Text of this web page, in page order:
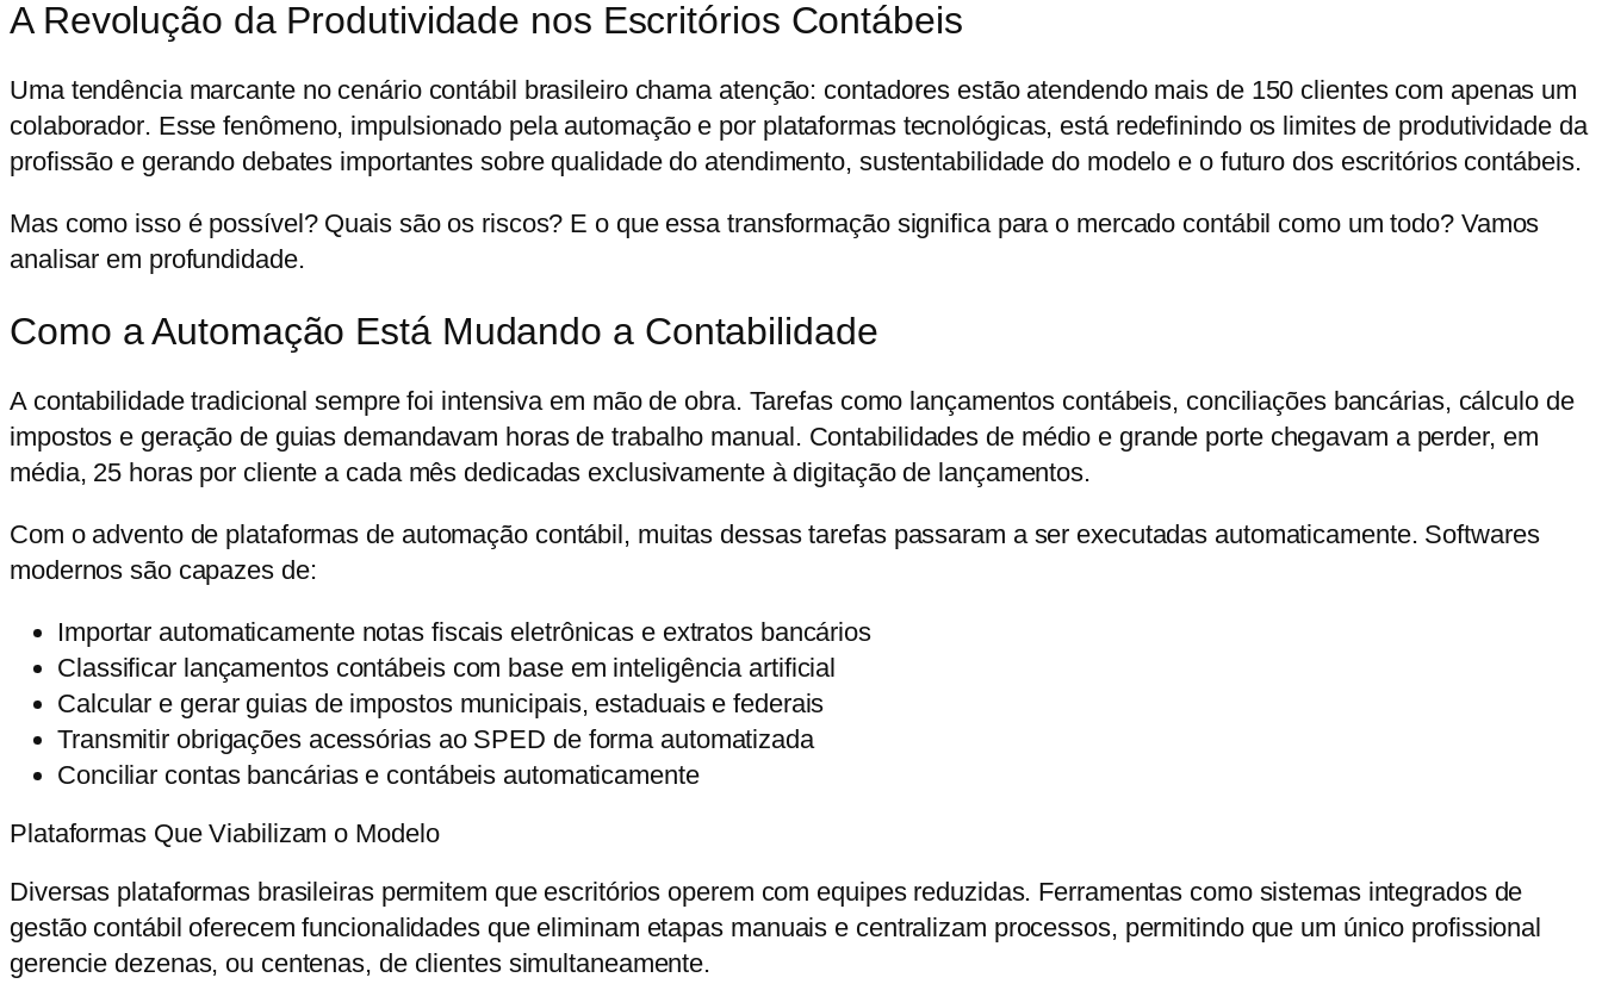
A Revolução da Produtividade nos Escritórios Contábeis
Uma tendência marcante no cenário contábil brasileiro chama atenção: contadores estão atendendo mais de 150 clientes com apenas um
colaborador. Esse fenômeno, impulsionado pela automação e por plataformas tecnológicas, está redefinindo os limites de produtividade da
profissão e gerando debates importantes sobre qualidade do atendimento, sustentabilidade do modelo e o futuro dos escritórios contábeis.
Mas como isso é possível? Quais são os riscos? E o que essa transformação significa para o mercado contábil como um todo? Vamos
analisar em profundidade.
Como a Automação Está Mudando a Contabilidade
A contabilidade tradicional sempre foi intensiva em mão de obra. Tarefas como lançamentos contábeis, conciliações bancárias, cálculo de
impostos e geração de guias demandavam horas de trabalho manual. Contabilidades de médio e grande porte chegavam a perder, em
média, 25 horas por cliente a cada mês dedicadas exclusivamente à digitação de lançamentos.
Com o advento de plataformas de automação contábil, muitas dessas tarefas passaram a ser executadas automaticamente. Softwares
modernos são capazes de:
Importar automaticamentenotas fiscais eletrônicas e extratos bancários
Classificar lançamentoscontábeis com base em inteligência artificial
Calcular e gerar guiasde impostos municipais, estaduais e federais
Transmitir obrigações acessóriasao SPED de forma automatizada
Conciliar contasbancárias e contábeis automaticamente
Plataformas Que Viabilizam o Modelo
Diversas plataformas brasileiras permitem que escritórios operem com equipes reduzidas. Ferramentas como sistemas integrados de
gestão contábil oferecem funcionalidades que eliminam etapas manuais e centralizam processos, permitindo que um único profissional
gerencie dezenas, ou centenas, de clientes simultaneamente.